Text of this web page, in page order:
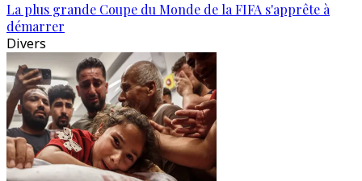
La plus grande Coupe du Monde de la FIFA s'apprête à
démarrer
Divers